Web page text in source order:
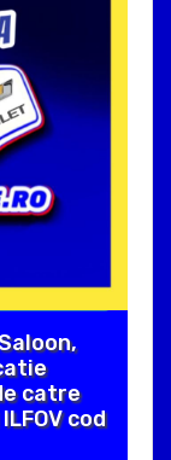
catre
cod